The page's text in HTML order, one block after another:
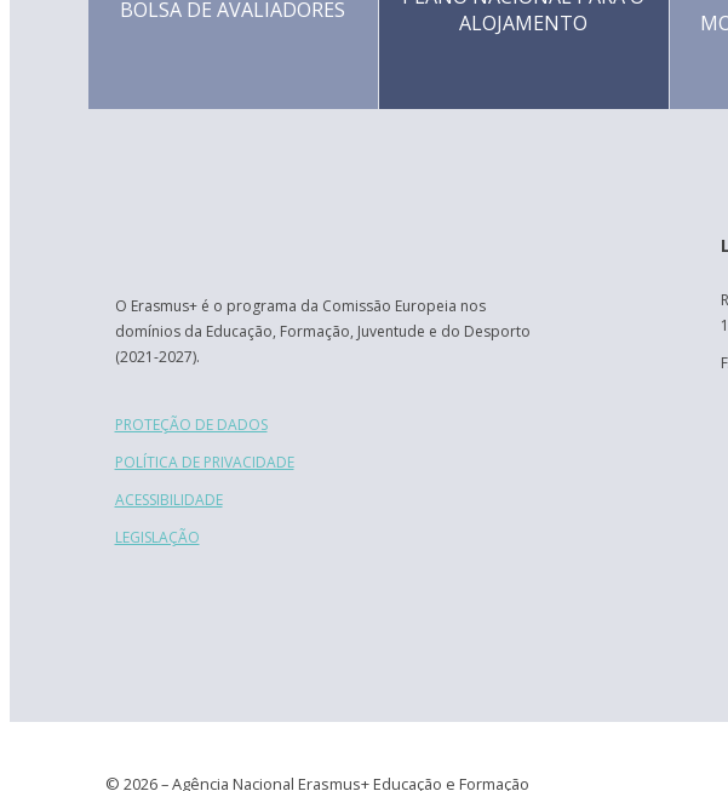
BOLSA DE AVALIADORES
ALOJAMENTO
O Erasmus+ é o programa da Comissão Europeia nos
domínios da Educação, Formação, Juventude e do Desporto
(2021-2027).
PROTEÇÃO DE DADOS
POLÍTICA DE PRIVACIDADE
ACESSIBILIDADE
LEGISLAÇÃO
© 2026 – Agência Nacional Erasmus+ Educação e Formação